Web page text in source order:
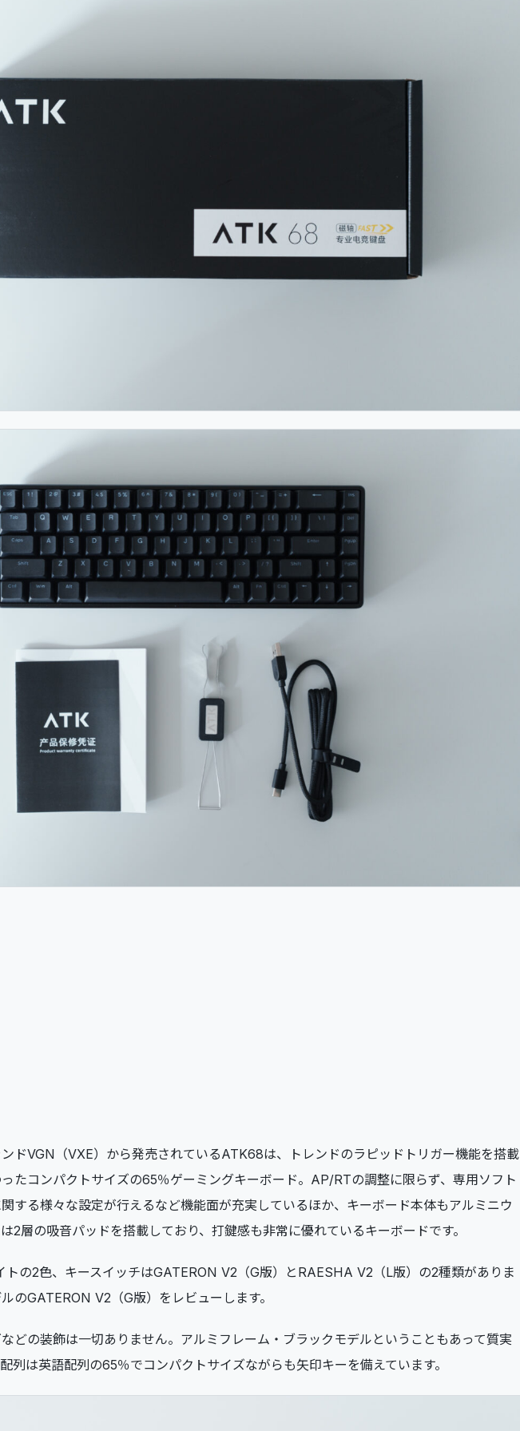
ドVGN（VXE）から発売されているATK68は、トレンドのラピッドトリガー機能を搭載
たコンパクトサイズの65％ゲーミングキーボード。AP/RTの調整に限らず、専用ソフト
する様々な設定が行えるなど機能面が充実しているほか、キーボード本体もアルミニウ
2層の吸音パッドを搭載しており、打鍵感も非常に優れているキーボードです。
トの2色、キースイッチはGATERON V2（G版）とRAESHA V2（L版）の2種類がありま
のGATERON V2（G版）をレビューします。
どの装飾は一切ありません。アルミフレーム・ブラックモデルということもあって質実
列は英語配列の65％でコンパクトサイズながらも矢印キーを備えています。